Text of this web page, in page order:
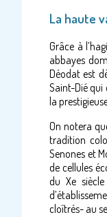
La haute
Grâce à
abbayes
Déodat est
Saint-Dié qui
la
On notera
tradition
Senones et
de cellules
du Xe
cloîtrés- au